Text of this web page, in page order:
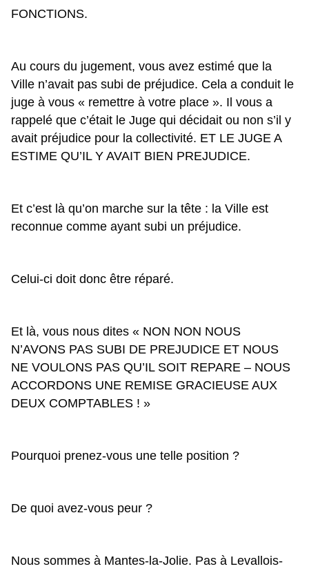
FONCTIONS.
Au cours du jugement, vous avez estimé que la
Ville n’avait pas subi de préjudice. Cela a conduit le
juge à vous « remettre à votre place ». Il vous a
rappelé que c’était le Juge qui décidait ou non s’il y
avait préjudice pour la collectivité. ET LE JUGE A
ESTIME QU’IL Y AVAIT BIEN PREJUDICE.
Et c’est là qu’on marche sur la tête : la Ville est
reconnue comme ayant subi un préjudice.
Celui-ci doit donc être réparé.
Et là, vous nous dites « NON NON NOUS
N’AVONS PAS SUBI DE PREJUDICE ET NOUS
NE VOULONS PAS QU’IL SOIT REPARE – NOUS
ACCORDONS UNE REMISE GRACIEUSE AUX
DEUX COMPTABLES ! »
Pourquoi prenez-vous une telle position ?
De quoi avez-vous peur ?
Nous sommes à Mantes-la-Jolie. Pas à Levallois-